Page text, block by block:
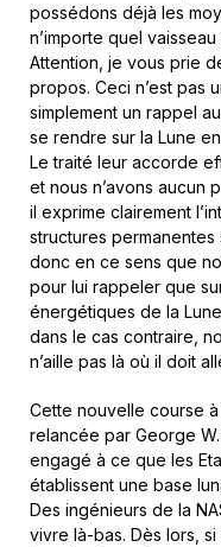
possédons déjà les
n’importe quel
Attention, je vous prie
propos. Ceci n’est pas
simplement un rappel
se rendre sur la Lune
Le traité leur accorde
et nous n’avons aucun
il exprime clairement
structures permanentes
donc en ce sens que
pour lui rappeler que
énergétiques de la
dans le cas contraire,
n’aille pas là où il doit
Cette nouvelle course
relancée par George
engagé à ce que les
établissent une base
Des ingénieurs de la
vivre là-bas. Dès lors,